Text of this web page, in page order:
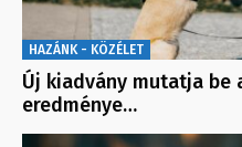
HAZÁNK - KÖZÉLET
Új kiadvány mutatja be
eredménye…